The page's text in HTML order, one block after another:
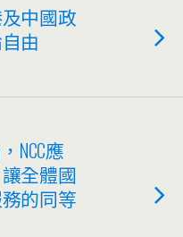
中國政
由
NCC應
全體國
的同等